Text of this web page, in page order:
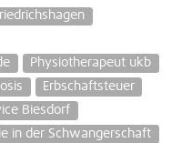
Physiotherapeut ukb
Erbschaftsteuer
Biesdorf
in der Schwangerschaft